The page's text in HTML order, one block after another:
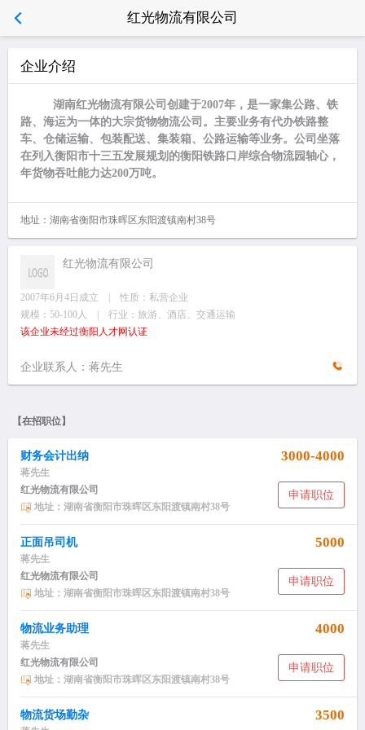
红光物流有限公司
企业介绍
湖南红光物流有限公司 创建于2007年，是一家集公路、铁
路、海运为一体的大宗货物物流公司。主要业务有代办铁路整
车、仓储运输、包装配送、集装箱、公路运输等业务。公司坐落
在列入衡阳市十三五发展规划的衡阳铁路口岸综合物流园轴心，
年货物吞吐能力达200万吨。
地址：湖南省衡阳市珠晖区东阳渡镇南村38号
红光物流有限公司
2007年6月4日成立 | 性质：私营企业
规模：50-100人 | 行业：旅游、酒店、交通运输
该企业未经过衡阳人才网认证
企业联系人：蒋先生
【在招职位】
财务会计出纳 3000-4000
蒋先生
申请职位
红光物流有限公司
地址：湖南省衡阳市珠晖区东阳渡镇南村38号
正面吊司机 5000
蒋先生
申请职位
红光物流有限公司
地址：湖南省衡阳市珠晖区东阳渡镇南村38号
物流业务助理 4000
蒋先生
申请职位
红光物流有限公司
地址：湖南省衡阳市珠晖区东阳渡镇南村38号
物流货场勤杂 3500